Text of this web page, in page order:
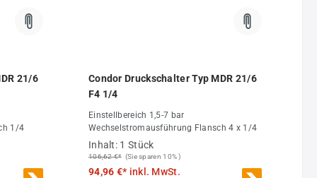
21/6
1/4
Condor Druckschalter Typ MDR 21/6
F4 1/4
Einstellbereich 1,5-7 bar
Wechselstromausführung Flansch 4 x 1/4
Inhalt: 1 Stück
106,62 €* (Sie sparen 10% )
94,96 €* inkl. MwSt.